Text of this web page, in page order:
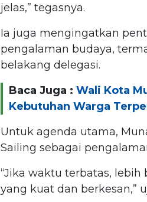
jelas,” tegasnya.
Ia juga mengingatkan
pengalaman budaya,
belakang delegasi.
Baca Juga : Wali Kota
Kebutuhan Warga
Untuk agenda utama,
Sailing sebagai
“Jika waktu terbatas,
yang kuat dan berkesan,”